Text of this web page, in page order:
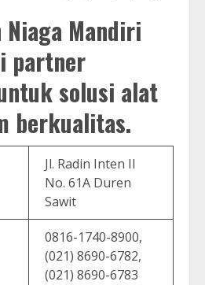
Niaga Mandiri
partner
solusi alat
berkualitas.
Jl. Radin Inten II
No. 61A Duren
Sawit
0816-1740-8900,
(021) 8690-6782,
(021) 8690-6783